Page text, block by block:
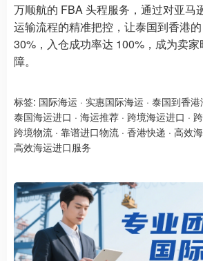
万顺航的 FBA 头程服务，通过对亚马
运输流程的精准把控，让泰国到香港
30%，入仓成功率达 100%，成为卖
障。
标签: 国际海运 · 实惠国际海运 · 泰国到香港
泰国海运进口 · 海运推荐 · 跨境海运进口 ·
跨境物流 · 靠谱进口物流 · 香港快递 · 高效
高效海运进口服务